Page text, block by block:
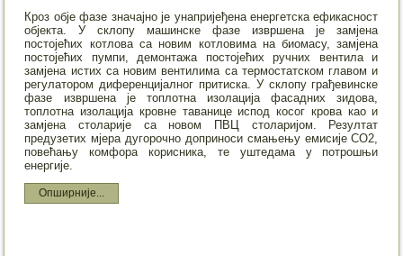
Кроз обје фазе значајно је унапријеђена енергетска ефикасност
објекта. У склопу машинске фазе извршена је замјена
постојећих котлова са новим котловима на биомасу, замјена
постојећих пумпи, демонтажа постојећих ручних вентила и
замјена истих са новим вентилима са термостатском главом и
регулатором диференцијалног притиска. У склопу грађевинске
фазе извршена је топлотна изолација фасадних зидова,
топлотна изолација кровне таванице испод косог крова као и
замјена столарије са новом ПВЦ столаријом. Резултат
предузетих мјера дугорочно доприноси смањењу емисије CO2,
повећању комфора корисника, те уштедама у потрошњи
енергије.
Опширније...